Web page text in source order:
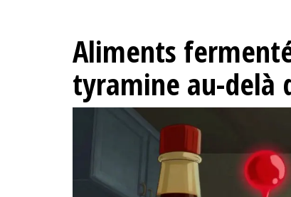
Aliments
tyramine au-delà